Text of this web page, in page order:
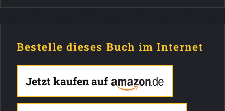
Bestelle dieses Buch im Internet
Jetzt kaufen auf